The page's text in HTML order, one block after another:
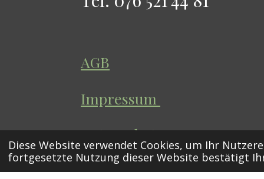
Diese Website verwendet Cookies, um Ihr
fortgesetzte Nutzung dieser Website bestätigt
AGB
Impressum
Datenschutz
© 2026 Naturgefaehrten